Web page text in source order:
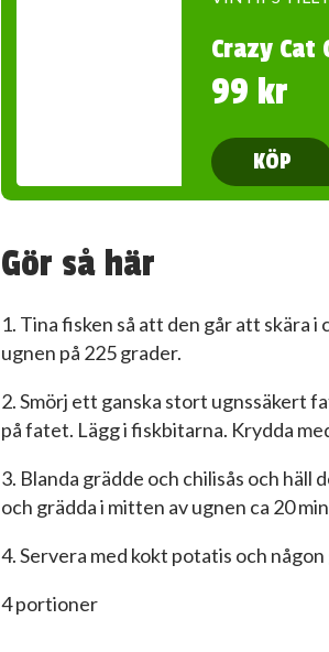
Crazy Cat
99 kr
KÖP
Gör så här
1. Tina fisken så att den går att skära i
ugnen på 225 grader.
2. Smörj ett ganska stort ugnssäkert
på fatet. Lägg i fiskbitarna. Krydda
3. Blanda grädde och chilisås och häll
och grädda i mitten av ugnen ca 20
4. Servera med kokt potatis och någon
4 portioner